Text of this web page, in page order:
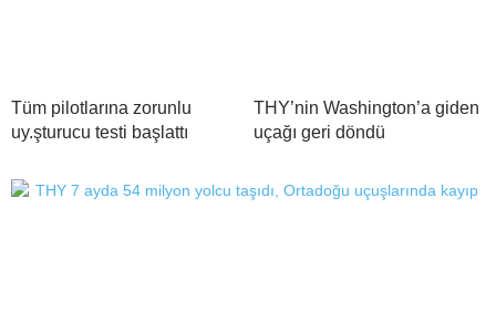
Tüm pilotlarına zorunlu
uy.şturucu testi başlattı
THY’nin Washington’a giden
uçağı geri döndü